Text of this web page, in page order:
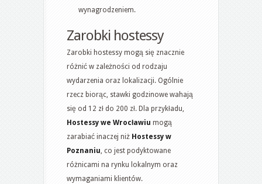
wynagrodzeniem.
Zarobki hostessy
Zarobki hostessy mogą się znacznie
różnić w zależności od rodzaju
wydarzenia oraz lokalizacji. Ogólnie
rzecz biorąc, stawki godzinowe wahają
się od 12 zł do 200 zł. Dla przykładu,
Hostessy we Wrocławiu mogą
zarabiać inaczej niż Hostessy w
Poznaniu, co jest podyktowane
różnicami na rynku lokalnym oraz
wymaganiami klientów.